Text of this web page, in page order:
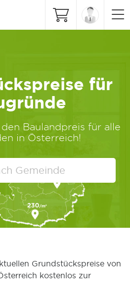
für
Baulandpreis für alle
in Österreich!
Grundstückspreise von
kostenlos zur